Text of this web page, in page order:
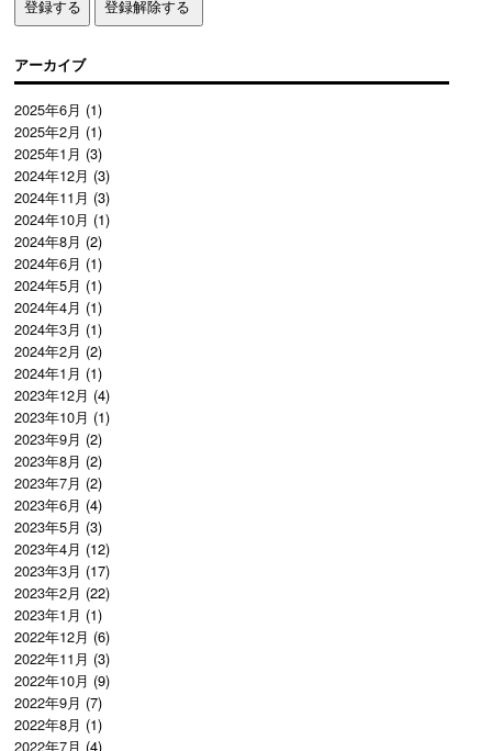
アーカイブ
2025年6月 (1)
2025年2月 (1)
2025年1月 (3)
2024年12月 (3)
2024年11月 (3)
2024年10月 (1)
2024年8月 (2)
2024年6月 (1)
2024年5月 (1)
2024年4月 (1)
2024年3月 (1)
2024年2月 (2)
2024年1月 (1)
2023年12月 (4)
2023年10月 (1)
2023年9月 (2)
2023年8月 (2)
2023年7月 (2)
2023年6月 (4)
2023年5月 (3)
2023年4月 (12)
2023年3月 (17)
2023年2月 (22)
2023年1月 (1)
2022年12月 (6)
2022年11月 (3)
2022年10月 (9)
2022年9月 (7)
2022年8月 (1)
2022年7月 (4)